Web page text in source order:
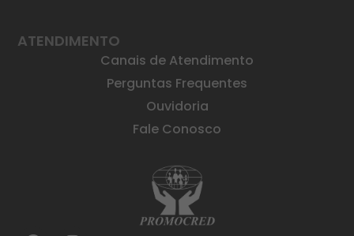
ATENDIMENTO
Canais de Atendimento
Perguntas Frequentes
Ouvidoria
Fale Conosco